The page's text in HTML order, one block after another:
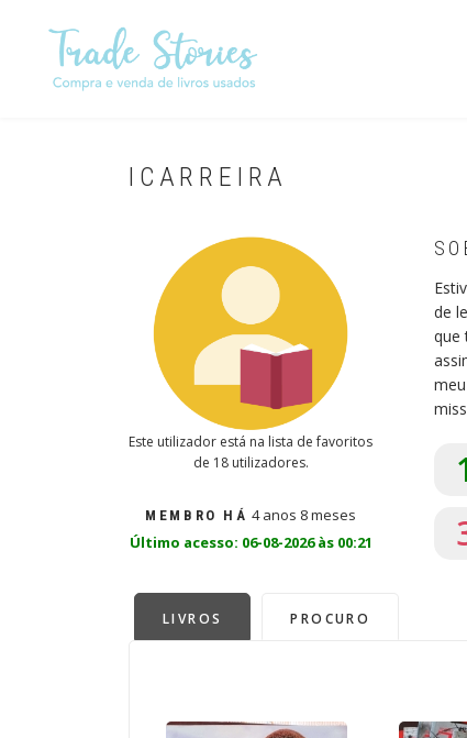
conteúdo
ICARREIRA
Este utilizador está na lista de favoritos
de 18 utilizadores.
MEMBRO HÁ 4 anos 8 meses
Último acesso: 06-08-2026 às 00:21
de
que
LIVROS PROCURO